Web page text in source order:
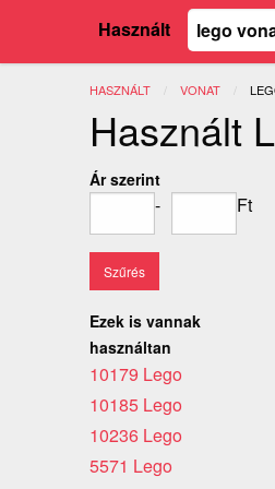
Használt
HASZNÁLT VONAT
Használt
Ár szerint
- Ft
Ezek is vannak
használtan
10179 Lego
10185 Lego
10236 Lego
5571 Lego